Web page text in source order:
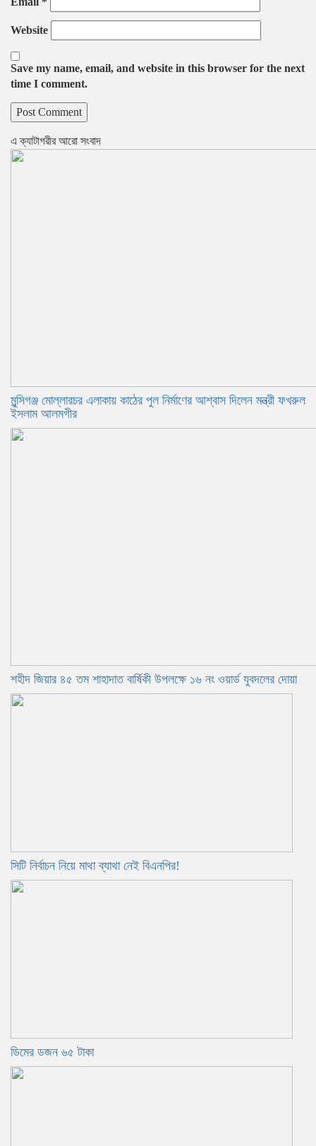
Website
Save my name, email, and website in this browser for the next
time I comment.
এ ক্যাটাগরীর আরো সংবাদ
মুন্সিগঞ্জ মোল্লারচর এলাকায় কাঠের পুল নির্মাণের আশ্বাস দিলেন মন্ত্রী ফখরুল
ইসলাম আলমগীর
শহীদ জিয়ার ৪৫ তম শাহাদাত বার্ষিকী উপলক্ষে ১৬ নং ওয়ার্ড যুবদলের দোয়া
সিটি নির্বাচন নিয়ে মাথা ব্যাথা নেই বিএনপির!
ডিমের ডজন ৬৫ টাকা